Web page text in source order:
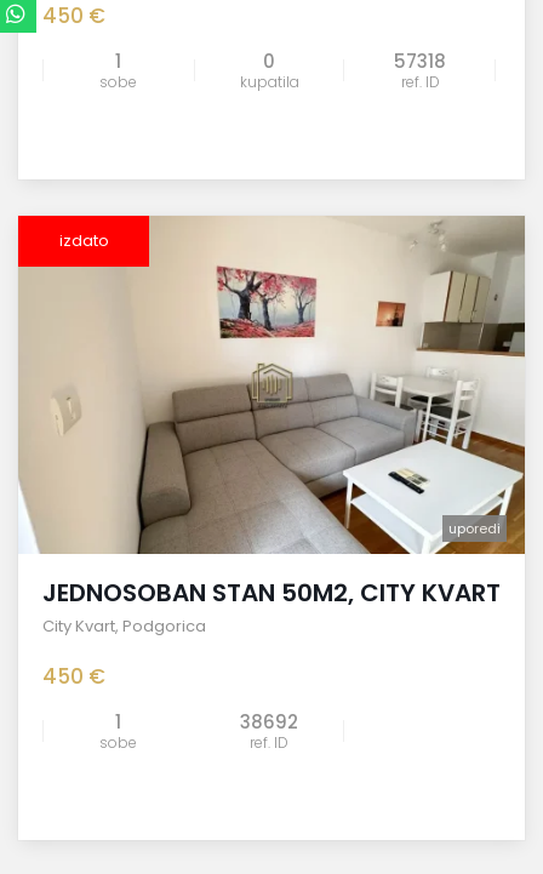
450 €
1
sobe
0
kupatila
57318
ref. ID
izdato
uporedi
JEDNOSOBAN STAN 50M2, CITY KVART
City Kvart, Podgorica
450 €
1
sobe
38692
ref. ID